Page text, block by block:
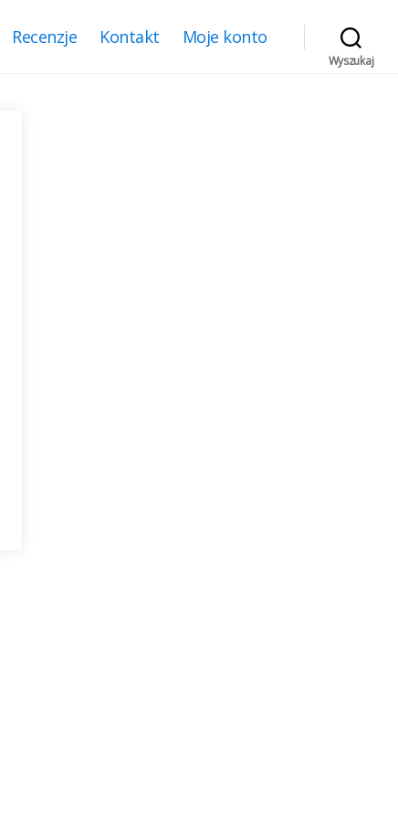
Recenzje Kontakt Moje konto
Wyszukaj